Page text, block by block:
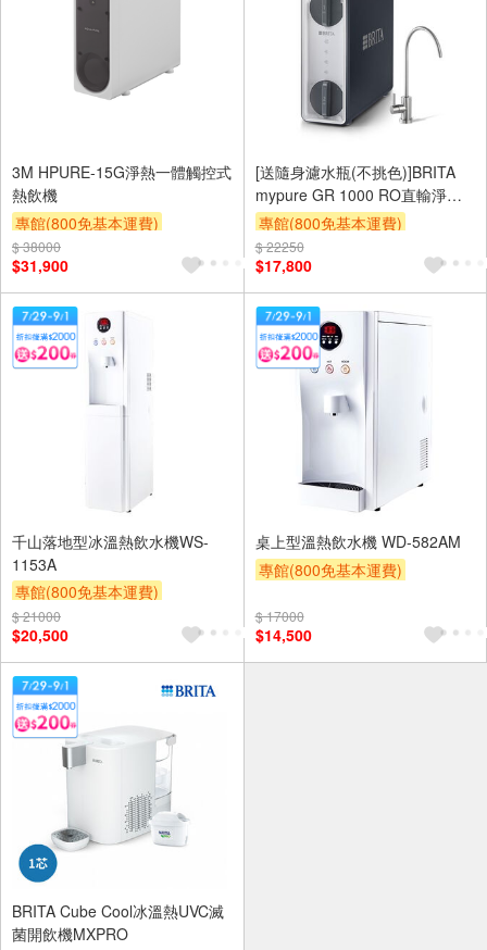
3M HPURE-15G淨熱一體觸控式
熱飲機
專館(800免基本運費)
滿額9折
$ 38000
$31,900
[送隨身濾水瓶(不挑色)]BRITA
mypure GR 1000 RO直輸淨水
系統
專館(800免基本運費)
滿額9折
$ 22250
$17,800
千山落地型冰溫熱飲水機WS-
1153A
專館(800免基本運費)
滿額贈券
$ 21000
$20,500
桌上型溫熱飲水機 WD-582AM
專館(800免基本運費)
$ 17000
$14,500
BRITA Cube Cool冰溫熱UVC滅
菌開飲機MXPRO